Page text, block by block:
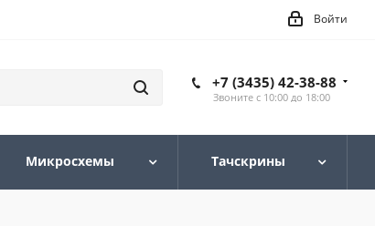
Войти
+7 (3435) 42-38-88
Звоните с 10:00 до 18:00
Микросхемы Тачскрины